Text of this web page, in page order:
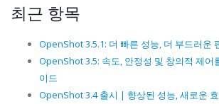
최근 항목
OpenShot 3.5.1: 더 빠른 성능, 더 부드러운
OpenShot 3.5: 속도, 안정성 및 창의적 제어
이드
OpenShot 3.4 출시 | 향상된 성능, 새로운